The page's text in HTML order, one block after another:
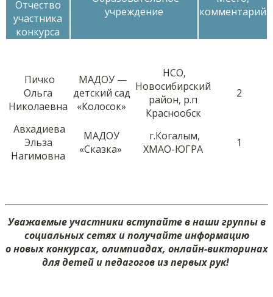
Отчество
участника
конкурса
учреждение
комментарий
Пичко
Ольга
Николаевна
МАДОУ —
детский сад
«Колосок»
НСО,
Новосибирский
район, р.п
Краснообск
2
Авхадиева
Эльза
Нагимовна
МАДОУ
«Сказка»
г.Когалым,
ХМАО-ЮГРА
1
Уважаемые участники вступайте в наши группы в
социальных сетях и получайте информацию
о новых конкурсах, олимпиадах, онлайн-викторинах
для детей и педагогов из первых рук!